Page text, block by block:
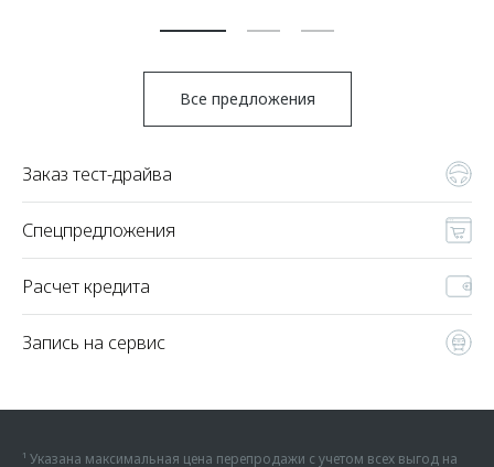
Все предложения
Заказ тест-драйва
Спецпредложения
Расчет кредита
Запись на сервис
¹ Указана максимальная цена перепродажи с учетом всех выгод на